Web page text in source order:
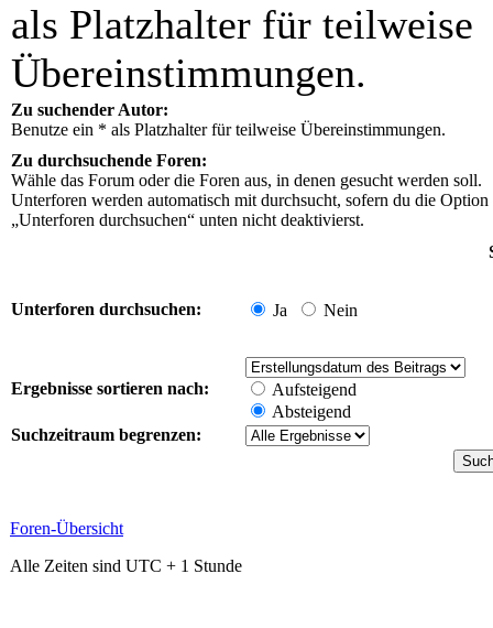
als Platzhalter für teilweise
Übereinstimmungen.
Zu suchender Autor:
Benutze ein * als Platzhalter für teilweise Übereinstimmungen.
Zu durchsuchende Foren:
Wähle das Forum oder die Foren aus, in denen gesucht werden soll.
Unterforen werden automatisch mit durchsucht, sofern du die Option
„Unterforen durchsuchen“ unten nicht deaktivierst.
Unterforen durchsuchen: Ja Nein
Ergebnisse sortieren nach:
Aufsteigend
Absteigend
Suchzeitraum begrenzen:
Foren-Übersicht
Alle Zeiten sind UTC + 1 Stunde